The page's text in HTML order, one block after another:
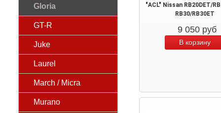
Gloria
GT-R
Juke
Laurel
March / Micra
Murano
"ACL" Nissan RB20DET/
RB30/RB30ET
9 050 руб